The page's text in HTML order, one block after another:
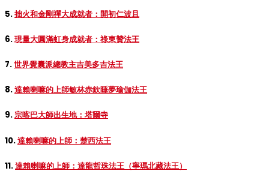
5.拙火和金剛禪大成就者：開初仁波且
6.現量大圓滿虹身成就者：祿東贊法王
7.世界覺囊派總教主吉美多吉法王
8.達賴喇嘛的上師敏林赤欽睡夢瑜伽法王
9.宗喀巴大師出生地：塔爾寺
10.達賴喇嘛的上師：楚西法王
11.達賴喇嘛的上師：達龍哲珠法王（寧瑪北藏法王）